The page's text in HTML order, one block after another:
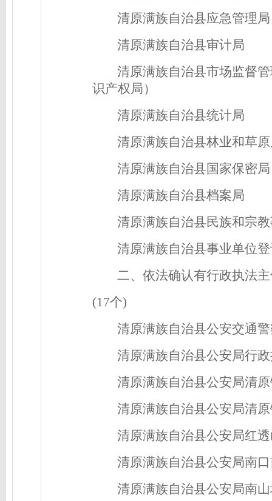
清原满族自治县应急管理
清原满族自治县审计局
清原满族自治县市场监督
识产权局）
清原满族自治县统计局
清原满族自治县林业和草
清原满族自治县国家保密局
清原满族自治县档案局
清原满族自治县民族和宗
清原满族自治县事业单位
二、依法确认有行政执法
(17个)
清原满族自治县公安交通
清原满族自治县公安局行
清原满族自治县公安局清
清原满族自治县公安局清
清原满族自治县公安局红
清原满族自治县公安局南
清原满族自治县公安局南